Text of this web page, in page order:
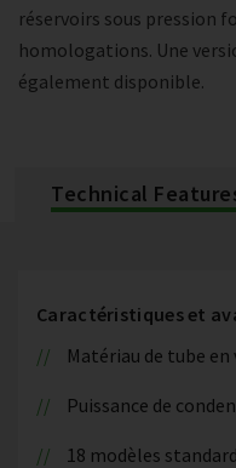
réservoirs sous pression
homologations. Une
également disponible.
Technical
Caractéristiques et
Matériau de tube
Puissance de
18 modèles standard